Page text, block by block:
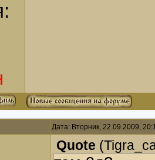
Дата: Вторник, 22.09.2009,
Quote (